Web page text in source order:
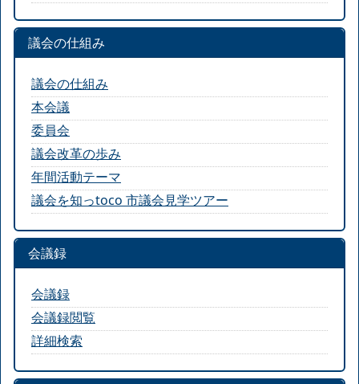
議会の仕組み
議会の仕組み
本会議
委員会
議会改革の歩み
年間活動テーマ
議会を知っtoco 市議会見学ツアー
会議録
会議録
会議録閲覧
詳細検索